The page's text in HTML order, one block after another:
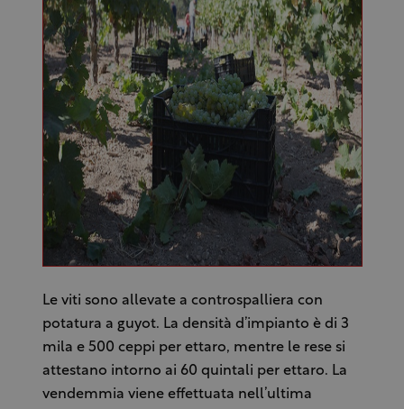
Le viti sono allevate a controspalliera con
potatura a guyot. La densità d’impianto è di 3
mila e 500 ceppi per ettaro, mentre le rese si
attestano intorno ai 60 quintali per ettaro. La
vendemmia viene effettuata nell’ultima